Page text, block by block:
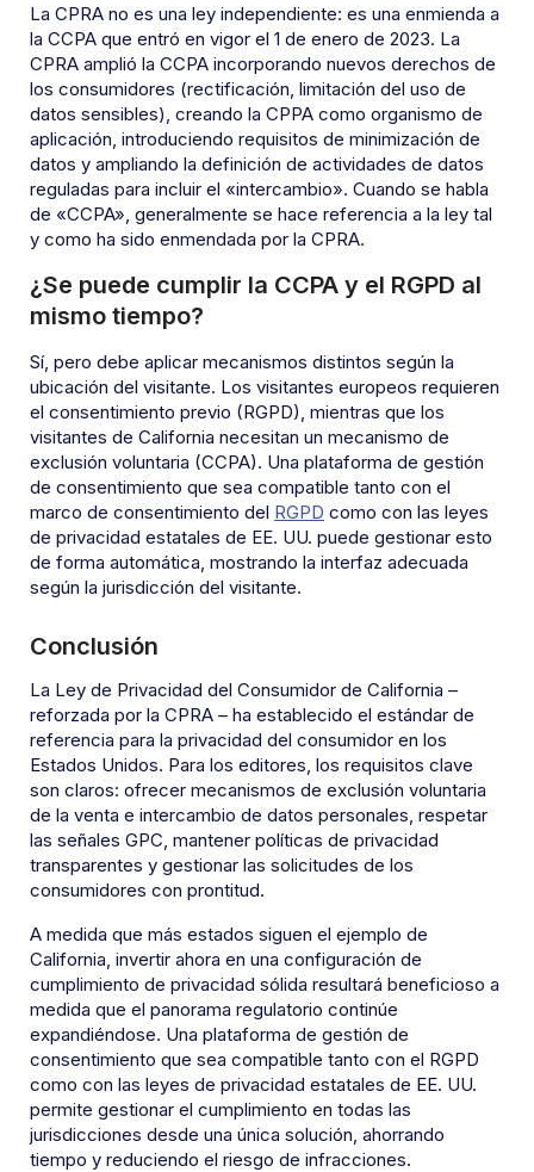
La CPRA no es una ley independiente: es una enmienda a
la CCPA que entró en vigor el 1 de enero de 2023. La
CPRA amplió la CCPA incorporando nuevos derechos de
los consumidores (rectificación, limitación del uso de
datos sensibles), creando la CPPA como organismo de
aplicación, introduciendo requisitos de minimización de
datos y ampliando la definición de actividades de datos
reguladas para incluir el «intercambio». Cuando se habla
de «CCPA», generalmente se hace referencia a la ley tal
y como ha sido enmendada por la CPRA.
¿Se puede cumplir la CCPA y el RGPD al
mismo tiempo?
Sí, pero debe aplicar mecanismos distintos según la
ubicación del visitante. Los visitantes europeos requieren
el consentimiento previo (RGPD), mientras que los
visitantes de California necesitan un mecanismo de
exclusión voluntaria (CCPA). Una plataforma de gestión
de consentimiento que sea compatible tanto con el
marco de consentimiento del RGPD como con las leyes
de privacidad estatales de EE. UU. puede gestionar esto
de forma automática, mostrando la interfaz adecuada
según la jurisdicción del visitante.
Conclusión
La Ley de Privacidad del Consumidor de California –
reforzada por la CPRA – ha establecido el estándar de
referencia para la privacidad del consumidor en los
Estados Unidos. Para los editores, los requisitos clave
son claros: ofrecer mecanismos de exclusión voluntaria
de la venta e intercambio de datos personales, respetar
las señales GPC, mantener políticas de privacidad
transparentes y gestionar las solicitudes de los
consumidores con prontitud.
A medida que más estados siguen el ejemplo de
California, invertir ahora en una configuración de
cumplimiento de privacidad sólida resultará beneficioso a
medida que el panorama regulatorio continúe
expandiéndose. Una plataforma de gestión de
consentimiento que sea compatible tanto con el RGPD
como con las leyes de privacidad estatales de EE. UU.
permite gestionar el cumplimiento en todas las
jurisdicciones desde una única solución, ahorrando
tiempo y reduciendo el riesgo de infracciones.